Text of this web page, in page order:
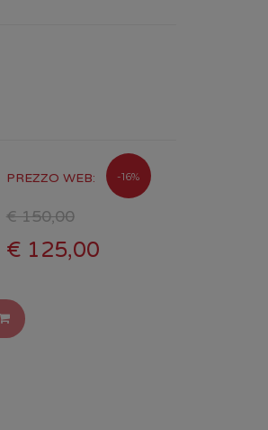
-16%
PREZZO WEB:
€ 150,00
€ 125,00